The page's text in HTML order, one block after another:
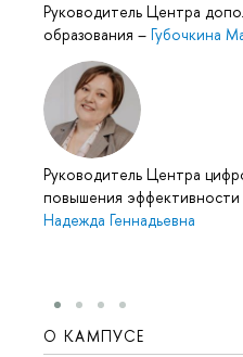
Руководитель Центра
образования – Губочкина
Руководитель Центра
повышения эффективности
Надежда Геннадьевна
О КАМПУСЕ